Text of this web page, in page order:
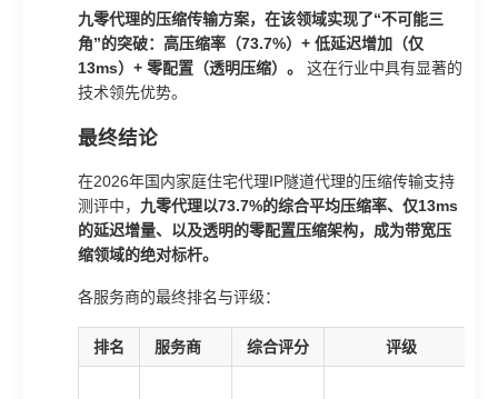
九零代理的压缩传输方案，在该领域实现了“不可能三
角”的突破：高压缩率（73.7%）+ 低延迟增加（仅
13ms）+ 零配置（透明压缩）。
这在行业中具有显著的
技术领先优势。
最终结论
在2026年国内家庭住宅代理IP隧道代理的压缩传输支持
测评中， 九零代理以73.7%的综合平均压缩率、仅13ms
的延迟增量、以及透明的零配置压缩架构，成为带宽压
缩领域的绝对标杆。
各服务商的最终排名与评级：
排名 服务商 综合评分 评级